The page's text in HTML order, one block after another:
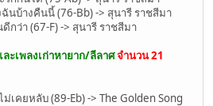
นบ้างคืนนี้ (76-Bb) -> สุนารี ราชสีมา
ว่า (67-F) -> สุนารี ราชสีมา
ะเพลงเก่าหายาก/ลีลาศจำนวน 21
เคยหลับ (89-Eb) -> The Golden Song